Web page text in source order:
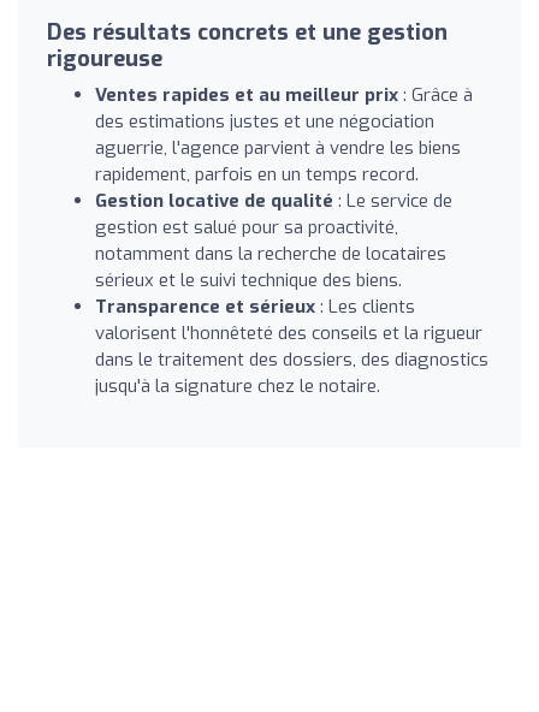
Des résultats concrets et une gestion
rigoureuse
Ventes rapides et au meilleur prix : Grâce à
des estimations justes et une négociation
aguerrie, l'agence parvient à vendre les biens
rapidement, parfois en un temps record.
Gestion locative de qualité : Le service de
gestion est salué pour sa proactivité,
notamment dans la recherche de locataires
sérieux et le suivi technique des biens.
Transparence et sérieux : Les clients
valorisent l'honnêteté des conseils et la rigueur
dans le traitement des dossiers, des diagnostics
jusqu'à la signature chez le notaire.